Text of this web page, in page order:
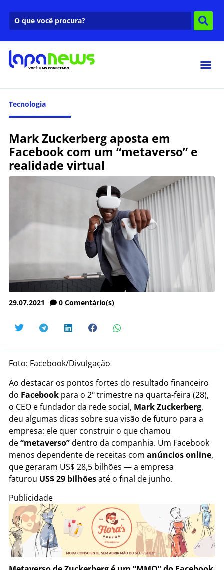
Tecnologia
Mark Zuckerberg aposta em
Facebook com um “metaverso” e
realidade virtual
29.07.2021 0 Comentário(s)
Foto: Facebook/Divulgação
Ao destacar os pontos fortes do resultado financeiro
do Facebook para o 2º trimestre na quarta-feira (28),
o CEO e fundador da rede social, Mark Zuckerberg,
deu algumas dicas sobre sua visão de futuro para a
empresa: ele quer construir o que chamou
de“metaverso”dentro da companhia. Um Facebook
menos dependente de receitas com anúncios online,
que geraram US$ 28,5 bilhões — a empresa
faturou US$ 29 bilhõesaté o final de junho.
Publicidade